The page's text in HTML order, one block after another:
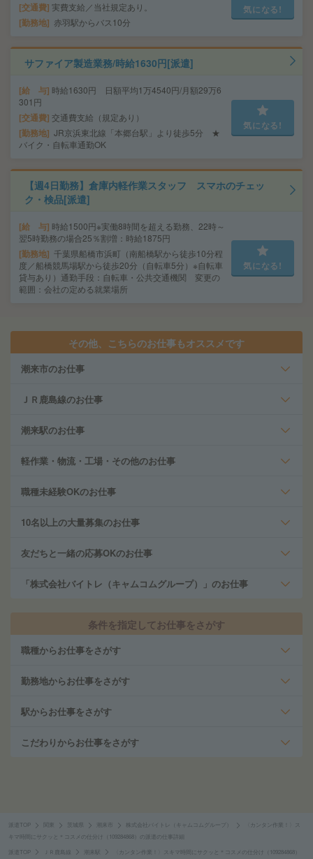
交通費 実費支給／当社規定あり。
勤務地 赤羽駅からバス10分
気になる!
サファイア製造業務/時給1630円[派遣]
給 与 時給1630円 日額平均1万4540円/月額29万6
301円
交通費 交通費支給（規定あり）
勤務地 JR京浜東北線「本郷台駅」より徒歩5分 ★
バイク・自転車通勤OK
気になる!
【週4日勤務】倉庫内軽作業スタッフ スマホのチェッ
ク・検品[派遣]
給 与 時給1500円※実働8時間を超える勤務、22時～
翌5時勤務の場合25％割増：時給1875円
勤務地 千葉県船橋市浜町（南船橋駅から徒歩10分程
度／船橋競馬場駅から徒歩20分（自転車5分）※自転車
貸与あり）通勤手段：自転車・公共交通機関 変更の
範囲：会社の定める就業場所
気になる!
その他、こちらのお仕事もオススメです
潮来市のお仕事
ＪＲ鹿島線のお仕事
潮来駅のお仕事
軽作業・物流・工場・その他のお仕事
職種未経験OKのお仕事
10名以上の大量募集のお仕事
友だちと一緒の応募OKのお仕事
「株式会社バイトレ（キャムコムグループ）」のお仕事
条件を指定してお仕事をさがす
職種からお仕事をさがす
勤務地からお仕事をさがす
駅からお仕事をさがす
こだわりからお仕事をさがす
派遣TOP 茨城県 潮来市 株式会社バイトレ（キャムコムグループ）
〈カンタン作業！〉ス
キマ時間にサクッと＊コスメの仕分け（109284868）の派遣の仕事詳細
派遣TOP ＪＲ鹿島線 潮来駅 〈カンタン作業！〉スキマ時間にサクッと＊コスメの仕分け（109284868）